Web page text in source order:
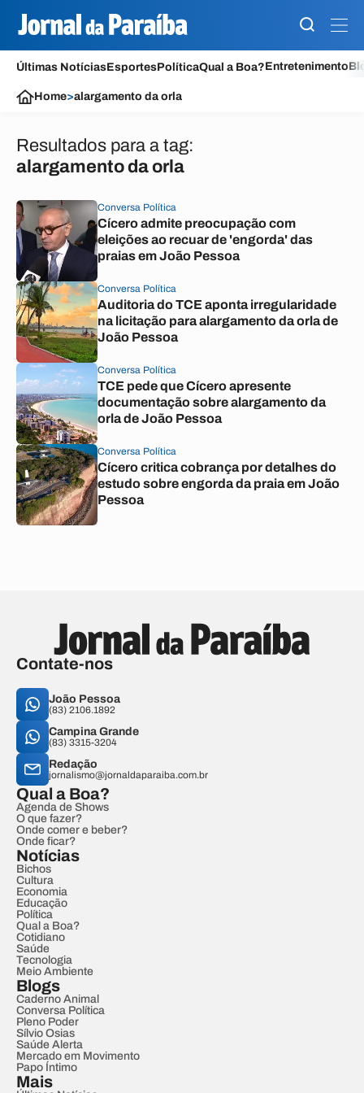
Últimas NotíciasEsportesPolíticaQual a Boa?Entretenimento
Home>alargamento da orla
Resultados para a tag:
alargamento da orla
Conversa Política
Cícero admite preocupação com
eleições ao recuar de 'engorda' das
praias em João Pessoa
Conversa Política
Auditoria do TCE aponta irregularidade
na licitação para alargamento da orla de
João Pessoa
Conversa Política
TCE pede que Cícero apresente
documentação sobre alargamento da
orla de João Pessoa
Conversa Política
Cícero critica cobrança por detalhes do
estudo sobre engorda da praia em João
Pessoa
Contate-nos
João Pessoa
(83) 2106.1892
Campina Grande
(83) 3315-3204
Redação
jornalismo@jornaldaparaiba.com.br
Qual a Boa?
Agenda de Shows
O que fazer?
Onde comer e beber?
Onde ficar?
Notícias
Bichos
Cultura
Economia
Educação
Política
Qual a Boa?
Cotidiano
Saúde
Tecnologia
Meio Ambiente
Blogs
Caderno Animal
Conversa Política
Pleno Poder
Sílvio Osias
Saúde Alerta
Mercado em Movimento
Papo Íntimo
Mais